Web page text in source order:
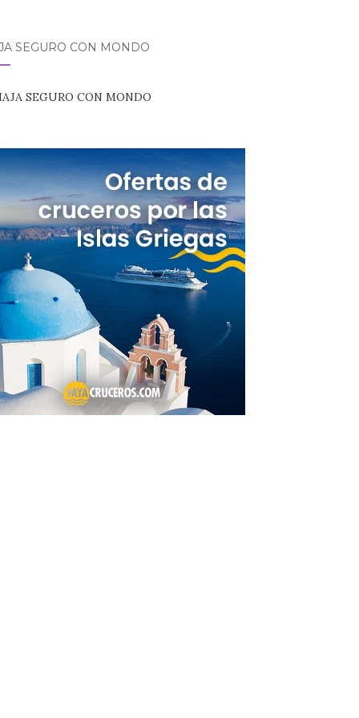
SEGURO CON MONDO